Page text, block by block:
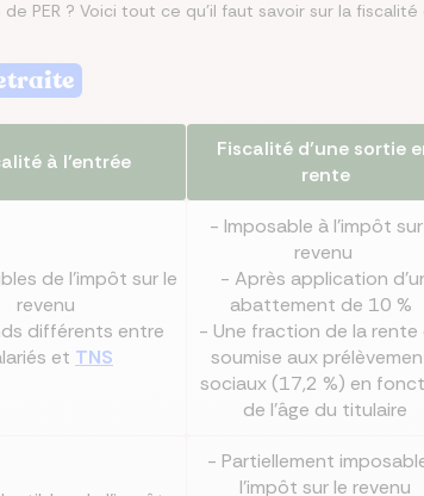
250 €/mois
de
taux
projet
456 €/an
santé
au
assurance
PER ? Voici tout ce qu’il faut savoir sur la fiscalité
à l’entrée
Fiscalité d’une sortie
rente
de l’impôt sur le
revenu
différents entre
et TNS
- Imposable à l’impôt
revenu
- Après application
abattement de 10 %
- Une fraction de la rente
soumise aux
sociaux (17,2 %) en
de l’âge du titulaire
- Partiellement
l’impôt sur le revenu